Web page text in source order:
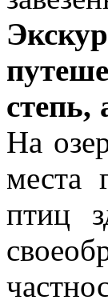
степь,
На
места
птиц